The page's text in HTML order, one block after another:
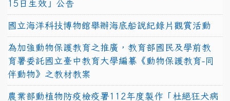
15日生效」公告
國立海洋科技博物館舉辦海底船說紀錄片觀賞活動
為加強動物保護教育之推廣，教育部國民及學前教
育署委託國立臺中教育大學編纂《動物保護教育-同
伴動物》之教材教案
農業部動植物防疫檢疫署112年度製作「杜絕狂犬病